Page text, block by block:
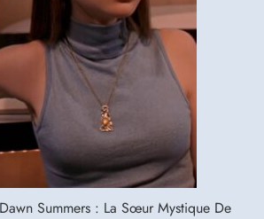
Summers : La Sœur Mystique De